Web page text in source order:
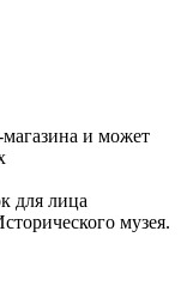
магазина и может
для лица
музея.